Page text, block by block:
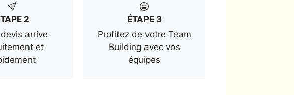
2
arrive
et
ÉTAPE 3
Profitez de votre Team
Building avec vos
équipes